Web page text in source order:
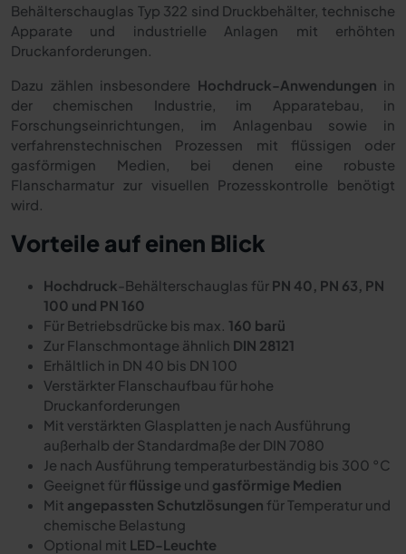
Behälterschauglas Typ 322 sind Druckbehälter, technische
Apparate und industrielle Anlagen mit erhöhten
Druckanforderungen.
Dazu zählen insbesondere Hochdruck-Anwendungen in
der chemischen Industrie, im Apparatebau, in
Forschungseinrichtungen, im Anlagenbau sowie in
verfahrenstechnischen Prozessen mit flüssigen oder
gasförmigen Medien, bei denen eine robuste
Flanscharmatur zur visuellen Prozesskontrolle benötigt
wird.
Vorteile auf einen Blick
Hochdruck-Behälterschauglas für PN 40, PN 63, PN
100 und PN 160
Für Betriebsdrücke bis max. 160 barü
Zur Flanschmontage ähnlich DIN 28121
Erhältlich in DN 40 bis DN 100
Verstärkter Flanschaufbau für hohe
Druckanforderungen
Mit verstärkten Glasplatten je nach Ausführung
außerhalb der Standardmaße der DIN 7080
Je nach Ausführung temperaturbeständig bis 300 °C
Geeignet für flüssige und gasförmige Medien
Mit angepassten Schutzlösungen für Temperatur und
chemische Belastung
Optional mit LED-Leuchte